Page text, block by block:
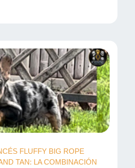
FLUFFY BIG ROPE
TAN: LA COMBINACIÓN